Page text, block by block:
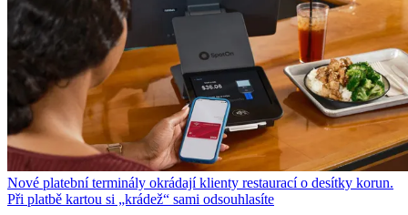
Nové platební terminály okrádají klienty restaurací o desítky korun.
Při platbě kartou si „krádež“ sami odsouhlasíte